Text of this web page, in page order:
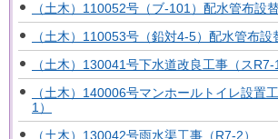
（土木）110052号（ブ-101）配水管布設
（土木）110053号（鉛対4-5）配水管布設
（土木）130041号下水道改良工事（スR7-1
（土木）140006号マンホールトイレ設置
1）
（土木）130042号雨水渠工事（R7-2）